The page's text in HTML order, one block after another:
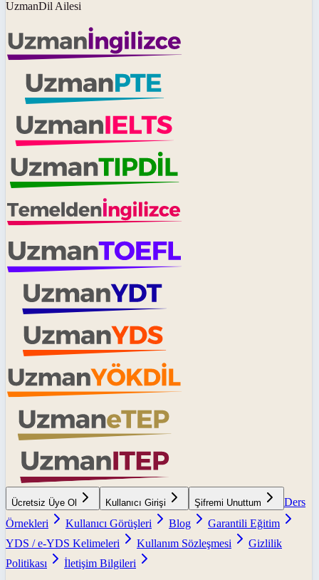
UzmanDil Ailesi
Ücretsiz Üye Ol Kullanıcı Girişi Şifremi Unuttum
Ders
Örnekleri
Kullanıcı Görüşleri Blog
Garantili Eğitim
YDS / e-YDS Kelimeleri
Kullanım Sözleşmesi
Gizlilik
Politikası
İletişim Bilgileri